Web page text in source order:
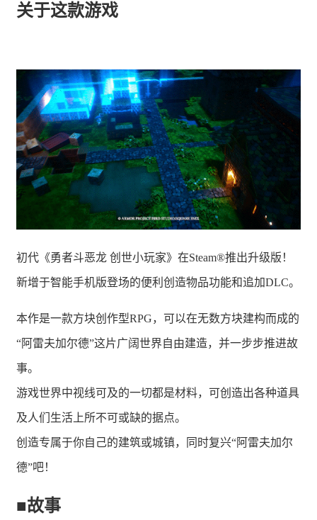
关于这款游戏
初代《勇者斗恶龙 创世小玩家》在Steam®推出升级版！
新增于智能手机版登场的便利创造物品功能和追加DLC。
本作是一款方块创作型RPG，可以在无数方块建构而成的
“阿雷夫加尔德”这片广阔世界自由建造，并一步步推进故
事。
游戏世界中视线可及的一切都是材料，可创造出各种道具
及人们生活上所不可或缺的据点。
创造专属于你自己的建筑或城镇，同时复兴“阿雷夫加尔
德”吧！
■故事